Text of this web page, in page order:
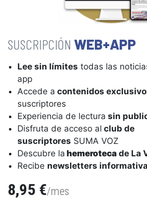
WEB+APP
Lee sin límites todas las
app
Accede a contenidos
suscriptores
Experiencia de lectura sin
Disfruta de acceso al club de
suscriptores SUMA VOZ
Descubre la hemeroteca de La
Recibe newsletters
8,95 €/mes